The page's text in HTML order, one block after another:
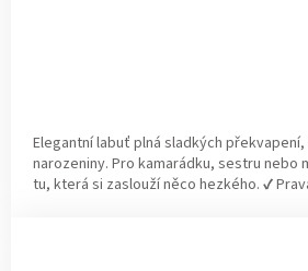
Elegantní labuť plná sladkých
narozeniny. Pro kamarádku, sestru nebo
tu, která si zaslouží něco hezkého. ✔